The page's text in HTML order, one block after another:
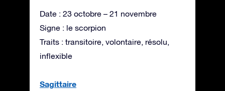
Date : 23 octobre – 21 novembre
Signe : le scorpion
Traits : transitoire, volontaire, résolu,
inflexible
Sagittaire